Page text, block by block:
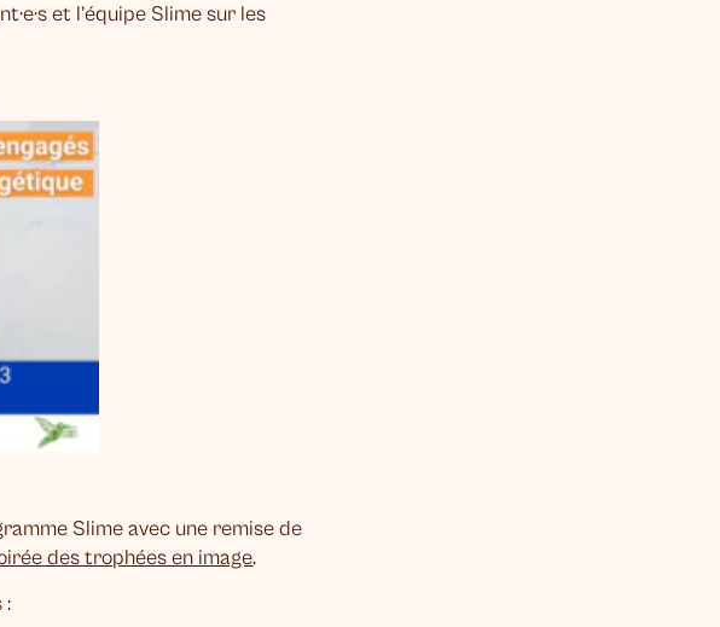
et l’équipe Slime sur les
Slime avec une remise de
des trophées en image.
: